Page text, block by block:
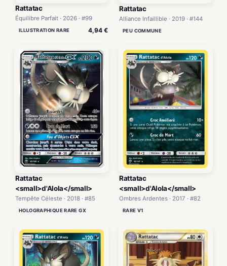
Rattatac
Équilibre Parfait · 2026 · #99
ILLUSTRATION RARE 4,94 €
Rattatac
Alliance Infaillible · 2019 · #144
PEU COMMUNE
Rattatac
<small>d'Alola</small>
Tempête Céleste · 2018 · #85
HOLOGRAPHIQUE RARE GX
Rattatac
<small>d'Alola</small>
Ombres Ardentes · 2017 · #82
RARE V1